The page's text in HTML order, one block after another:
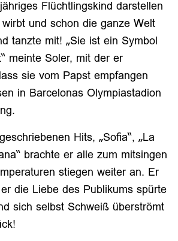
Flüchtlingskind darstellen
und schon die ganze Welt
tanzte mit! „Sie ist ein Symbol
meinte Soler, mit der er
sie vom Papst empfangen
in Barcelonas Olympiastadion
Hits, „Sofia“, „La
brachte er alle zum mitsingen
stiegen weiter an. Er
die Liebe des Publikums spürte
sich selbst Schweiß überströmt